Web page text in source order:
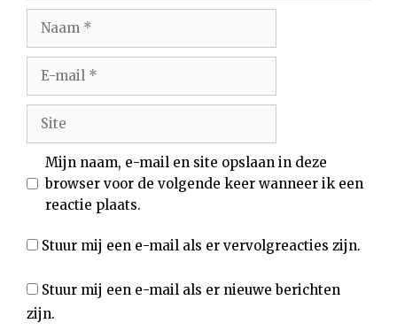
Naam
Site
Mijn naam, e-mail en site opslaan in deze
browser voor de volgende keer wanneer ik een
reactie plaats.
Stuur mij een e-mail als er vervolgreacties zijn.
Stuur mij een e-mail als er nieuwe berichten
zijn.